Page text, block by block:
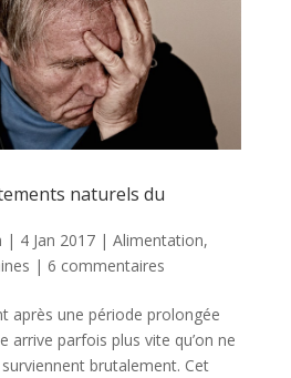
naturels du
| 4 Jan 2017| Alimentation,
| 6 commentaires
après une période prolongée
arrive parfois plus vite qu’on ne
brutalement. Cet